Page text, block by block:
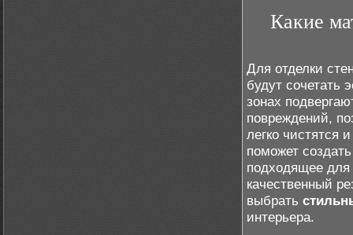
Какие
Для отделки
будут сочетать
зонах
повреждений,
легко чистятся
поможет
подходящее для
качественный
выбрать
интерьера.